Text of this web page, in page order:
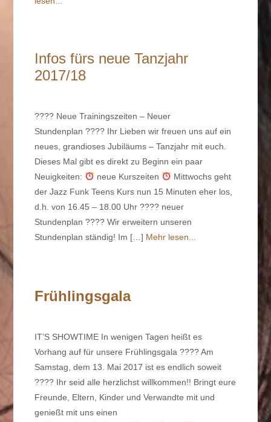
Infos fürs neue Tanzjahr
2017/18
???? Neue Trainingszeiten – Neuer
Stundenplan ???? Ihr Lieben wir freuen uns auf ein
neues, grandioses Jubiläums – Tanzjahr mit euch.
Dieses Mal gibt es direkt zu Beginn ein paar
Neuigkeiten:
neue Kurszeiten
Mittwochs geht
der Jazz Funk Teens Kurs nun 15 Minuten eher los,
d.h. von 16.45 – 18.00 Uhr ???? neuer
Stundenplan ???? Wir erweitern unseren
Stundenplan ständig! Im […] Mehr lesen...
Frühlingsgala
IT’S SHOWTIME In wenigen Tagen heißt es
Vorhang auf für unsere Frühlingsgala ???? Am
Samstag, dem 13. Mai 2017 ist es endlich soweit
???? Ihr seid alle herzlichst willkommen!! Bringt eure
Freunde, Eltern, Kinder und Verwandte mit und
genießt mit uns einen